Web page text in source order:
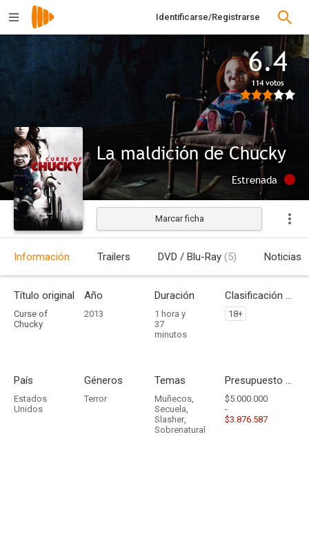
Identificarse/Registrarse
6.4
114 votos
La maldición de Chucky
Estrenada
Marcar ficha
Información Trailers DVD / Blu-Ray (5) Noticias
Título original
Curse of
Chucky
Año
2013
Duración
1 hora y
37
minutos
Clasificación por edades
18+
País
Estados
Unidos
Géneros
Terror
Temas
Muñecos,
Secuela,
Slasher,
Sobrenatural
Presupuesto - Ingresos
$5.000.000
-
$3.876.587